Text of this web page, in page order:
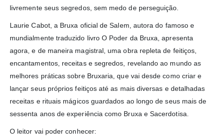
livremente seus segredos, sem medo de perseguição.
Laurie Cabot, a Bruxa oficial de Salem, autora do famoso e
mundialmente traduzido livro O Poder da Bruxa, apresenta
agora, e de maneira magistral, uma obra repleta de feitiços,
encantamentos, receitas e segredos, revelando ao mundo as
melhores práticas sobre Bruxaria, que vai desde como criar e
lançar seus próprios feitiços até as mais diversas e detalhadas
receitas e rituais mágicos guardados ao longo de seus mais de
sessenta anos de experiência como Bruxa e Sacerdotisa.
O leitor vai poder conhecer: